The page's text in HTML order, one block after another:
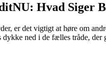
Hvad Siger
er det vigtigt at høre om
ned i de fælles tråde, der